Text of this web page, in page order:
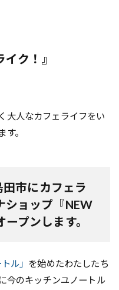
ク！』
大人なカフェライフをい
。
市にカフェラ
ショップ『NEW
プンします。
ル」 を始めたわたしたち
今のキッチンユノートル